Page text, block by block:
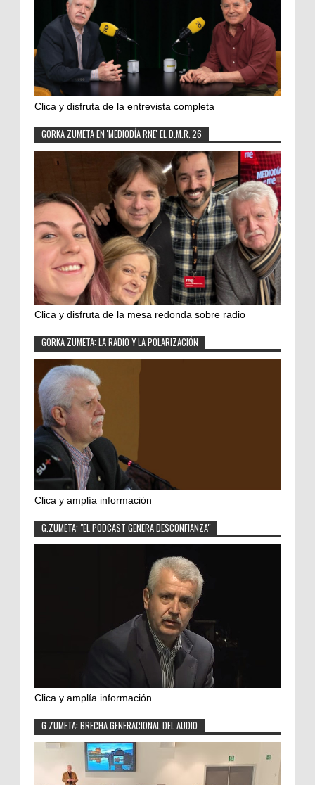
Clica y disfruta de la entrevista completa
GORKA ZUMETA EN 'MEDIODÍA RNE' EL D.M.R.'26
Clica y disfruta de la mesa redonda sobre radio
GORKA ZUMETA: LA RADIO Y LA POLARIZACIÓN
Clica y amplía información
G.ZUMETA: "EL PODCAST GENERA DESCONFIANZA"
Clica y amplía información
G ZUMETA: BRECHA GENERACIONAL DEL AUDIO